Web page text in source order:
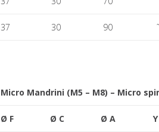
37 30 90
Micro Mandrini (M5 – M8) – Micro
Ø F Ø C Ø A Y